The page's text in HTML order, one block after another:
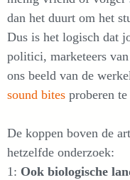
dan het duurt om het
Dus is het logisch dat
politici, marketeers
ons beeld van de
sound bites proberen
De koppen boven de
hetzelfde onderzoek:
1: Ook biologische